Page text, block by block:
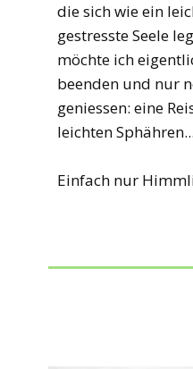
die sich wie ein
gestresste Seele
möchte ich
beenden und nur
geniessen: eine
leichten
Einfach nur